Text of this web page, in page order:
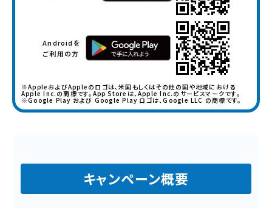
Androidを
ご利用の方
※AppleおよびAppleのロゴは、米国もしくはその他の国や地域における
Apple Inc.の商標です。App Storeは、Apple Inc.のサービスマークです。
※Google Play および Google Play ロゴは、Google LLC の商標です。
キャンペーン概要